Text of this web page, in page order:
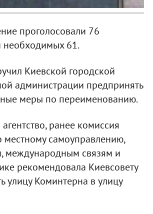
проголосовали 76
необходимых 61.
Киевской городской
администрации предпринять
меры по переименованию.
ранее комиссия
местному самоуправлению,
международным связям и
рекомендовала Киевсовету
улицу Коминтерна в улицу